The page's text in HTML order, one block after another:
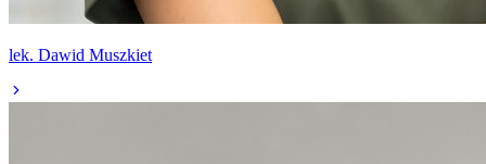
lek. Dawid Muszkiet